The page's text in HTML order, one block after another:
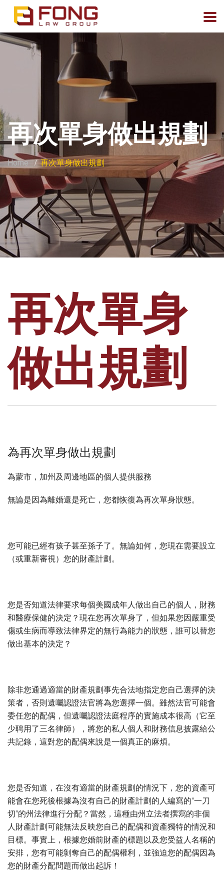
再次單身做出規劃
Home 再次單身做出規劃
再次單身
做出規劃
為再次單身做出規劃
為蒙市，加州及周邊地區的個人提供服務
無論是因為離婚還是死亡，您都恢復為再次單身狀態。
您可能已經有孩子甚至孫子了。無論如何，您現在需要設立
（或重新審視）您的財產計劃。
您是否知道法律要求每個美國成年人做出自己的個人，財務
和醫療保健的決定？現在您再次單身了，但如果您因嚴重受
傷或生病而導致法律界定的無行為能力的狀態，誰可以替您
做出基本的決定？
除非您通過適當的財產規劃事先合法地指定您自己選擇的決
策者，否則遺囑認證法官將為您選擇一個。雖然法官可能會
委任您的配偶，但遺囑認證法庭程序的實施成本很高（它至
少聘用了三名律師），將您的私人個人和財務信息披露給公
共記錄，這對您的配偶來說是一個真正的麻煩。
您是否知道，在沒有適當的財產規劃的情況下，您的資產可
能會在您死後根據為沒有自己的財產計劃的人編寫的“一刀
切”的州法律進行分配？當然，這種由州立法者撰寫的非個
人財產計劃可能無法反映您自己的配偶和資產獨特的情況和
目標。事實上，根據您婚前財產的標題以及您受益人名稱的
安排，您有可能剝奪自己的配偶權利，並強迫您的配偶因為
您的財產分配問題而做出起訴！